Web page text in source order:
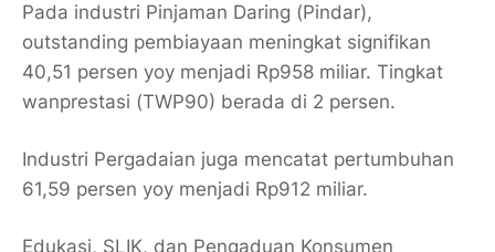
Pada industri Pinjaman Daring (Pindar),
outstanding pembiayaan meningkat signifikan
40,51 persen yoy menjadi Rp958 miliar. Tingkat
wanprestasi (TWP90) berada di 2 persen.
Industri Pergadaian juga mencatat pertumbuhan
61,59 persen yoy menjadi Rp912 miliar.
Edukasi, SLIK, dan Pengaduan Konsumen